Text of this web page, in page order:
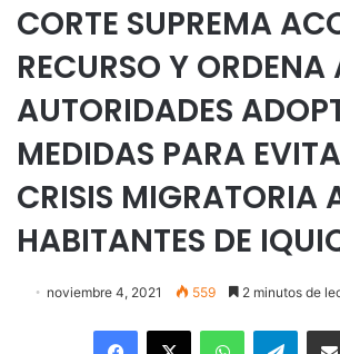
CORTE SUPREMA
RECURSO Y ORDENA
AUTORIDADES
MEDIDAS PARA
CRISIS MIGRATORIA
HABITANTES DE
noviembre 4, 2021 559 2 minutos de
Facebook
X WhatsApp